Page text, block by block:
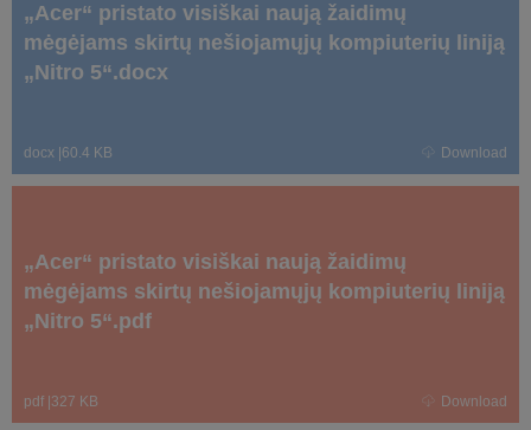
„Acer“ pristato visiškai naują žaidimų
mėgėjams skirtų nešiojamųjų kompiuterių liniją
„Nitro 5“.docx
docx 60.4 KB Download
„Acer“ pristato visiškai naują žaidimų
mėgėjams skirtų nešiojamųjų kompiuterių liniją
„Nitro 5“.pdf
pdf 327 KB Download